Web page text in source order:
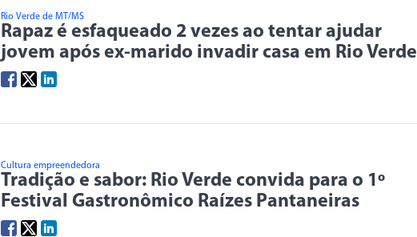
Rio Verde de MT/MS
Rapaz é esfaqueado 2 vezes ao tentar ajudar
jovem após ex-marido invadir casa em Rio Verde
Cultura empreendedora
Tradição e sabor: Rio Verde convida para o 1º
Festival Gastronômico Raízes Pantaneiras